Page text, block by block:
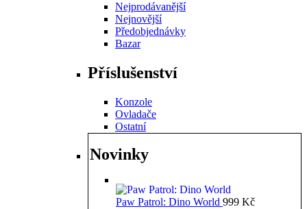
Nejprodávanější
Nejnovější
Předobjednávky
Bazar
Příslušenství
Konzole
Ovladače
Ostatní
Novinky
Paw Patrol: Dino World 999 Kč